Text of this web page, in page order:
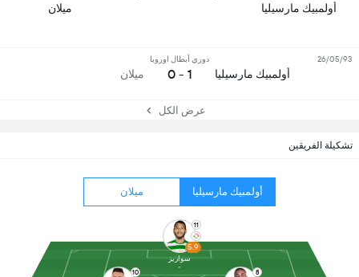
تشكيلة الفريقين
أولمبيك مارسيليا ميلان
10 8
11
5.9
سواريز
أولمبيك مارسيليا ميلان
أولمبيك مارسيليا
دوري أبطال اوروبا
1 - 0 ميلان
26/05/93
عرض الكل